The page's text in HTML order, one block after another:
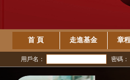
首 頁 走進基金 章
用戶名： 密碼：